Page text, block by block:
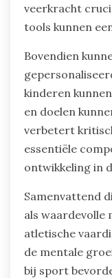
veerkracht
tools kunnen
Bovendien
kinderen
en doelen
verbetert
essentiële
ontwikkeling in
Samenvattend
als waardevolle
atletische
de mentale
bij sport